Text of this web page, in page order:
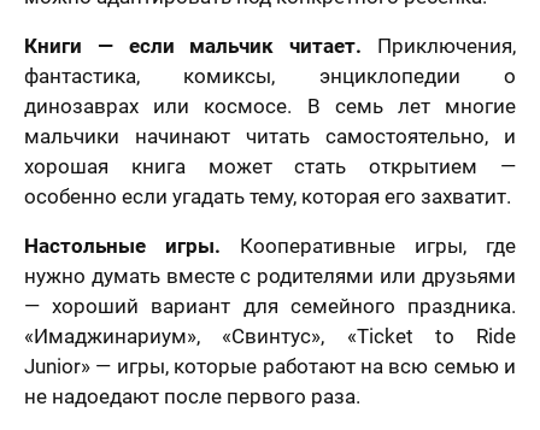
Книги — если мальчик читает. Приключения,
фантастика, комиксы, энциклопедии о
динозаврах или космосе. В семь лет многие
мальчики начинают читать самостоятельно, и
хорошая книга может стать открытием —
особенно если угадать тему, которая его захватит.
Настольные игры. Кооперативные игры, где
нужно думать вместе с родителями или друзьями
— хороший вариант для семейного праздника.
«Имаджинариум», «Свинтус», «Ticket to Ride
Junior» — игры, которые работают на всю семью и
не надоедают после первого раза.
Ваш номер телефона
Нажимая кнопку «Заказать портрет» и отправляя
свои данные, я соглашаюсь сполитикой
Нажимая кнопку «Заказать портрет», я даю свое
В течение
недели
В течение 1-3
недель
В течение
месяца
Пока не знаю
1 лицо
и
свои
с
кнопку
на
Ваш номер телефона